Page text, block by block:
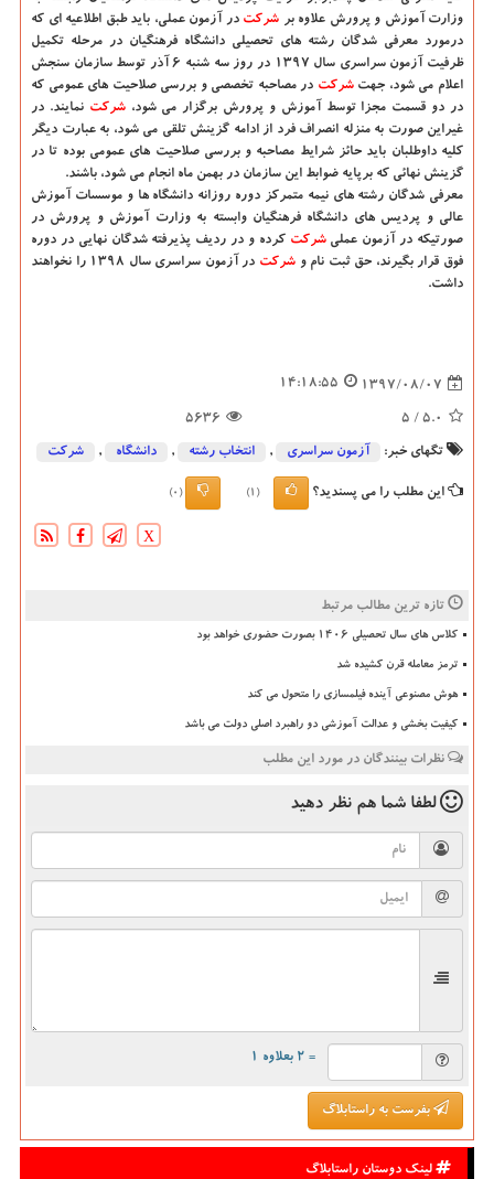
وزارت آموزش و پرورش علاوه بر شركت در آزمون عملی، باید طبق اطلاعیه ای كه
درمورد معرفی­ شدگان رشته­ های تحصیلی دانشگاه فرهنگیان در مرحله تكمیل
ظرفیت آزمون سراسری سال ۱۳۹۷ در روز سه شنبه ۶ آذر توسط سازمان سنجش
اعلام می شود، جهتشركت در مصاحبه تخصصی و بررسی صلاحیت های عمومی كه
در دو قسمت مجزا توسط آموزش و پرورش برگزار می شود،شركت نمایند. در
غیراین صورت به منزله انصراف فرد از ادامه گزینش تلقی می شود، به عبارت دیگر
كلیه داوطلبان باید حائز شرایط مصاحبه و بررسی صلاحیت های عمومی بوده تا در
گزینش نهائی كه برپایه ضوابط این سازمان در بهمن ماه انجام می شود، باشند.
معرفی شدگان رشته های نیمه متمركز دوره روزانه دانشگاه ها و موسسات آموزش
عالی و پردیس های دانشگاه فرهنگیان وابسته به وزارت آموزش و پرورش در
صورتیكه در آزمون عملیشركت كرده و در ردیف پذیرفته شدگان نهایی در دوره
فوق قرار بگیرند، حق ثبت نام و شركت
در آزمون سراسری سال ۱۳۹۸ را نخواهند
داشت.
1397/08/07
14:18:55
5.0
/ 5
5636
تگهای خبر: آزمون سراسری , انتخاب رشته , دانشگاه‌ , شركت
این مطلب را می پسندید؟ (1)
(0)
X
تازه ترین مطالب مرتبط
کلاس های سال تحصیلی ۱۴۰۶ بصورت حضوری خواهد بود
ترمز معامله قرن کشیده شد
هوش مصنوعی آینده فیلمسازی را متحول می کند
کیفیت بخشی و عدالت آموزشی دو راهبرد اصلی دولت می باشد
نظرات بینندگان در مورد این مطلب
لطفا شما هم نظر دهید
= ۲ بعلاوه ۱
بفرست به راستابلاگ
لینک دوستان راستابلاگ